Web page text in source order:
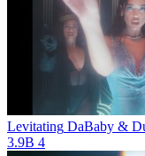
Levitating DaBaby &
3.9B 4